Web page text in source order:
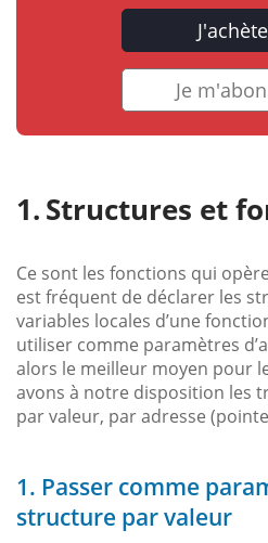
J'achète
Je
Structures et
Ce sont les fonctions qui
est fréquent de déclarer les
variables locales d’une
utiliser comme paramètres
alors le meilleur moyen pour
avons à notre disposition les
par valeur, par adresse
1. Passer comme
structure par valeur